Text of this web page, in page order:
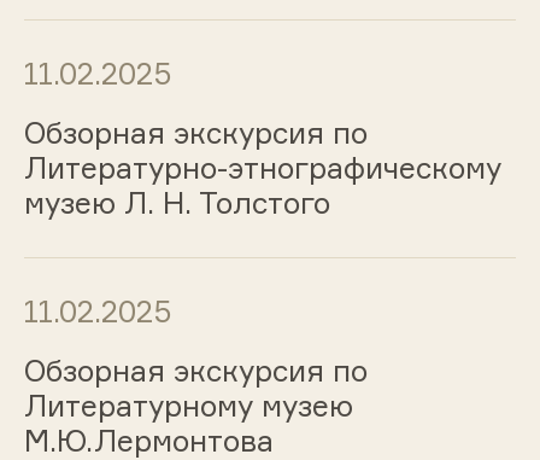
11.02.2025
Обзорная экскурсия по
Литературно-этнографическому
музею Л. Н. Толстого
11.02.2025
Обзорная экскурсия по
Литературному музею
М.Ю.Лермонтова